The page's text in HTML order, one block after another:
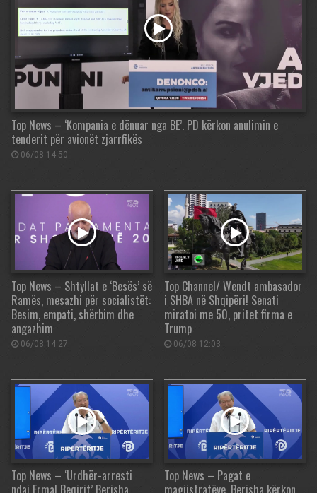
Top News – ‘Kompania e dënuar nga BE’. PD kërkon anulimin e
tenderit për avionët zjarrfikës
06/08 14:50
Top News – Shtyllat e ‘Besës’ së
Ramës, mesazhi për socialistët:
Besim, empati, shërbim dhe
angazhim
06/08 14:27
Top Channel/ Wendt ambasador
i SHBA në Shqipëri! Senati
miratoi me 50, pritet firma e
Trump
06/08 12:03
Top News – ‘Urdhër-arresti
ndaj Ermal Beqirit’ Berisha
Top News – Pagat e
magjistratëve. Berisha kërkon